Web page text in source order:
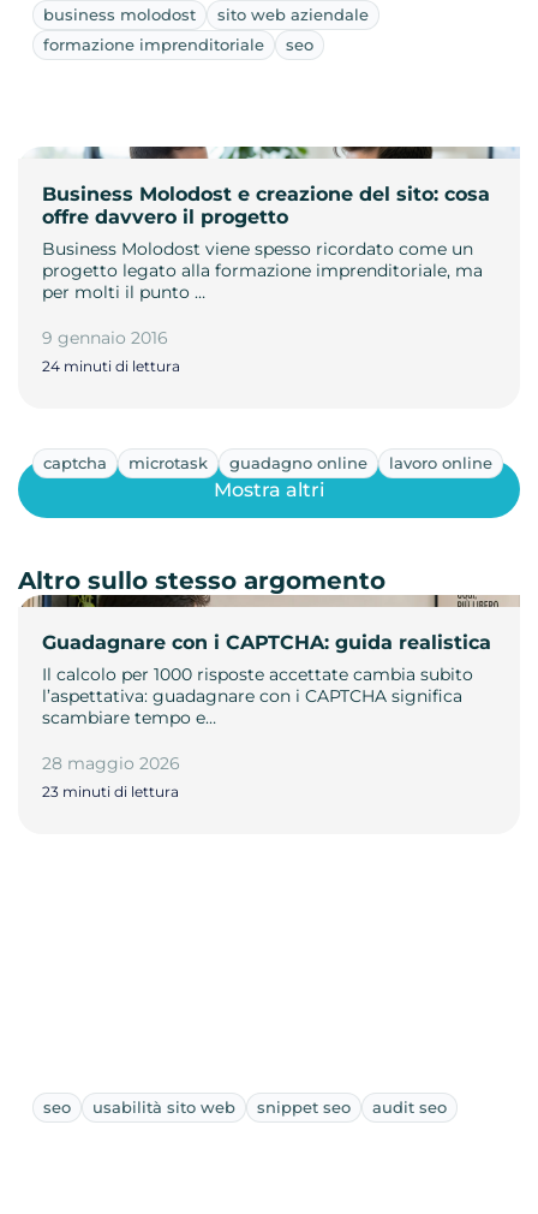
business molodost
sito web aziendale
formazione imprenditoriale
seo
Business Molodost e creazione del sito: cosa
offre davvero il progetto
Business Molodost viene spesso ricordato come un
progetto legato alla formazione imprenditoriale, ma
per molti il punto …
9 gennaio 2016
24 minuti di lettura
captcha microtask guadagno online lavoro online
Guadagnare con i CAPTCHA: guida realistica
Il calcolo per 1000 risposte accettate cambia subito
l’aspettativa: guadagnare con i CAPTCHA significa
scambiare tempo e…
28 maggio 2026
23 minuti di lettura
Mostra altri
Altro sullo stesso argomento
seo usabilità sito web snippet seo audit seo